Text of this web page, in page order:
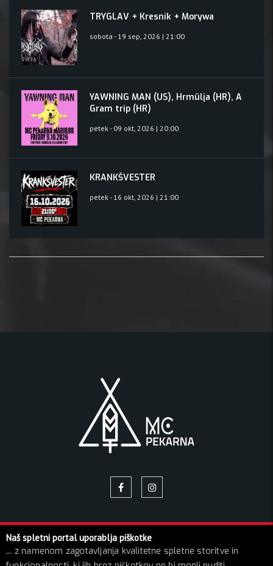
TRYGLAV + Kresnik + Morywa
sobota - 19 sep, 2026 | 21:00
YAWNING MAN (US), Hrmülja (HR), A
Gram trip (HR)
petek - 09 okt, 2026 | 20:00
KRANKŠVESTER
petek - 16 okt, 2026 | 21:00
© 2026 Pekarna | Vse pravice pridržane!
O NAS
NAPOVEDNIK GALERIJA SLIK BLOG
Naš spletni portal uporablja piškotke
... z namenom zagotavljanja kvalitetne spletne storitve in